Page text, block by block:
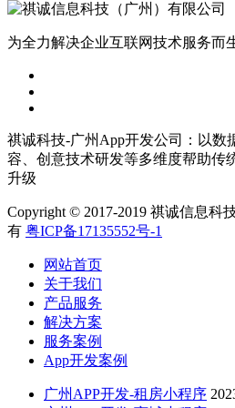
为全力解决企业互联网技术服务而
祺诚科技-广州App开发公司：以数
容、创意技术研发等多维度帮助传
升级
Copyright © 2017-2019 祺诚信息科
有 粤ICP备17135552号-1
网站首页
关于我们
产品服务
解决方案
服务案例
App开发案例
广州APP开发-租房小程序